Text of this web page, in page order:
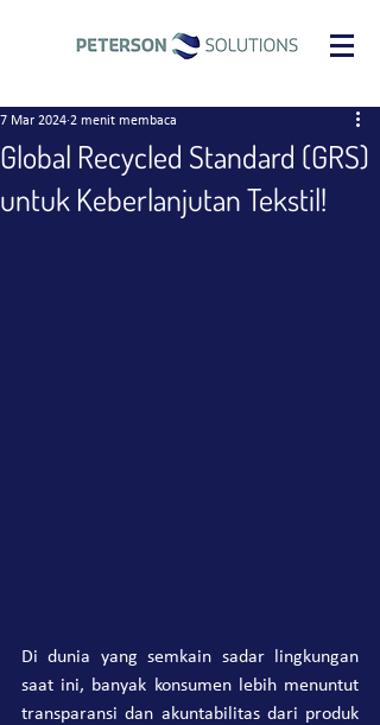
Global Recycled Standard (GRS)
untuk Keberlanjutan Tekstil!
7 Mar 2024 2 menit membaca
Di dunia yang semkain sadar lingkungan
saat ini, banyak konsumen lebih menuntut
transparansi dan akuntabilitas dari produk